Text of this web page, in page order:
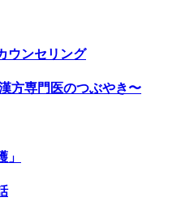
ウンセリング
方専門医のつぶやき〜
」